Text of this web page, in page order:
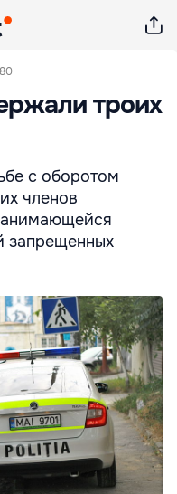
троих
с оборотом
членов
запрещенных